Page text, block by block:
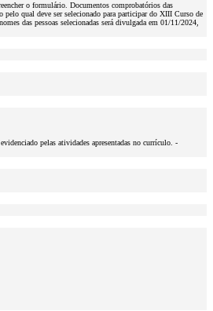
o formulário. Documentos comprobatórios das
pelo qual deve ser selecionado para participar do XIII Curso de
das pessoas selecionadas será divulgada em 01/11/2024,
pelas atividades apresentadas no currículo. -